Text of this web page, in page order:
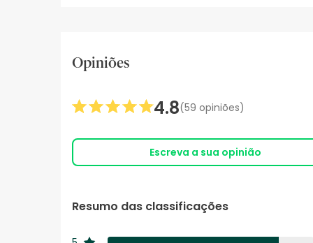
Opiniões
Resumo das classificações
4.8(59 opiniões)
Escreva a sua opinião